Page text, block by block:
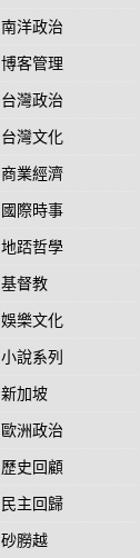
南洋政治
博客管理
台灣政治
台灣文化
商業經濟
國際時事
地踎哲學
基督教
娛樂文化
小說系列
新加坡
歐洲政治
歷史回顧
民主回歸
砂朥越